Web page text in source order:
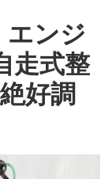
ンジ
走式整
好調